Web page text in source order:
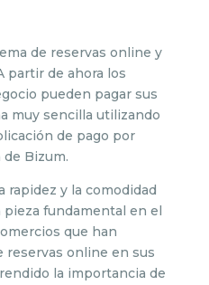
de reservas online y
partir de ahora los
pueden pagar sus
muy sencilla utilizando
de pago por
Bizum.
rapidez y la comodidad
fundamental en el
que han
reservas online en sus
la importancia de